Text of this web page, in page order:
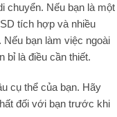
chuyển. Nếu bạn là một
tích hợp và nhiều
Nếu bạn làm việc ngoài
bỉ là điều cần thiết.
cụ thể của bạn. Hãy
đối với bạn trước khi